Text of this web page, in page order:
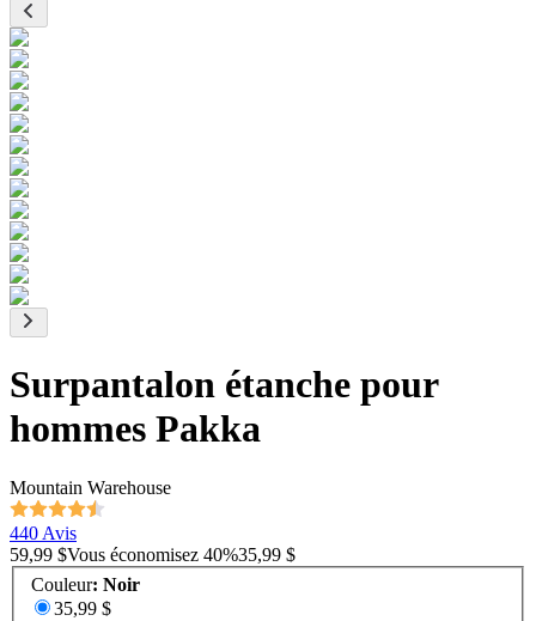
Surpantalon étanche pour
hommes Pakka
Mountain Warehouse
440 Avis
59,99 $Vous économisez 40%35,99 $
Couleur: Noir
35,99 $